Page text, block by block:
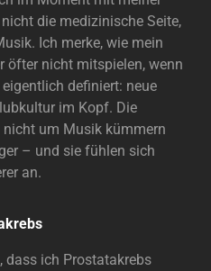
die medizinische Seite,
Ich merke, wie mein
öfter nicht mitspielen, wenn
definiert: neue
im Kopf. Die
um Musik kümmern
– und sie fühlen sich
an.
dass ich Prostatakrebs